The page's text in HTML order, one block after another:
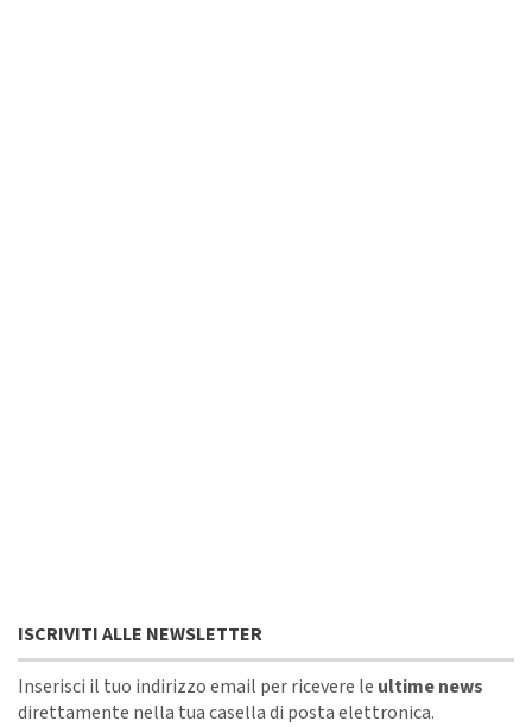
ISCRIVITI ALLE NEWSLETTER
Inserisci il tuo indirizzo email per ricevere le ultime news
direttamente nella tua casella di posta elettronica.